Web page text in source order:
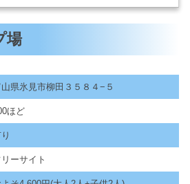
場
県氷見市柳田３５８４−５
ほど
リーサイト